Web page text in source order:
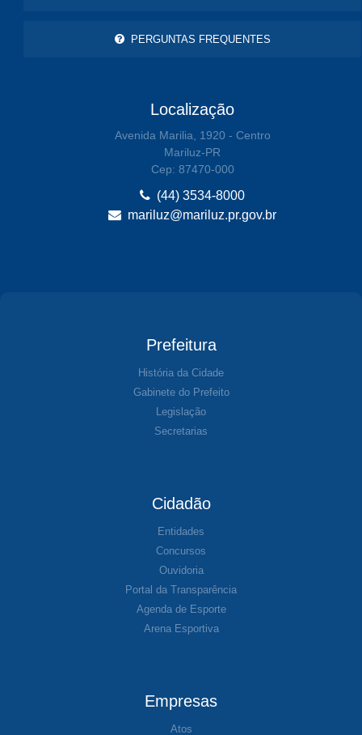
PERGUNTAS FREQUENTES
Localização
Avenida Marilia, 1920 - Centro
Mariluz-PR
Cep: 87470-000
(44) 3534-8000
mariluz@mariluz.pr.gov.br
Prefeitura
História da Cidade
Gabinete do Prefeito
Legislação
Secretarias
Cidadão
Entidades
Concursos
Ouvidoria
Portal da Transparência
Agenda de Esporte
Arena Esportiva
Empresas
Atos